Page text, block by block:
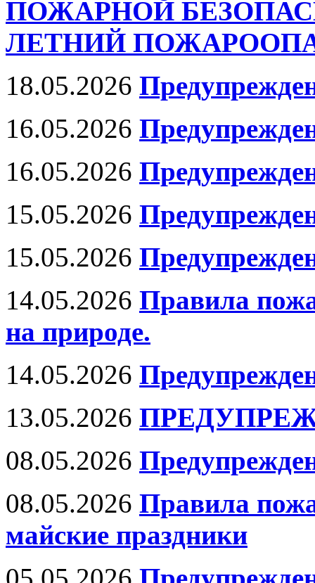
ПОЖАРНОЙ
ЛЕТНИЙ
18.05.2026
16.05.2026
16.05.2026
15.05.2026
15.05.2026
14.05.2026 Правила
на природе.
14.05.2026
13.05.2026
08.05.2026
08.05.2026 Правила
майские праздники